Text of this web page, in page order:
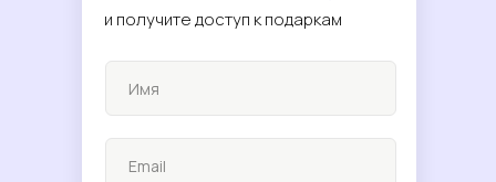
и получите доступ к подаркам